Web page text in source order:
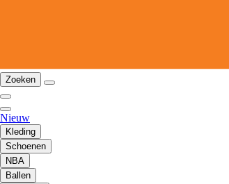
Zoeken
Nieuw
Kleding
Schoenen
NBA
Ballen